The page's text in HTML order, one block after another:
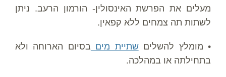
מעלים את הפרשת האינסולין- הורמון הרעב. ניתן
לשתות תה צמחים ללא קפאין.
• מומלץ להשליםשתיית מים בסיום הארוחה ולא
בתחילתה או במהלכה.